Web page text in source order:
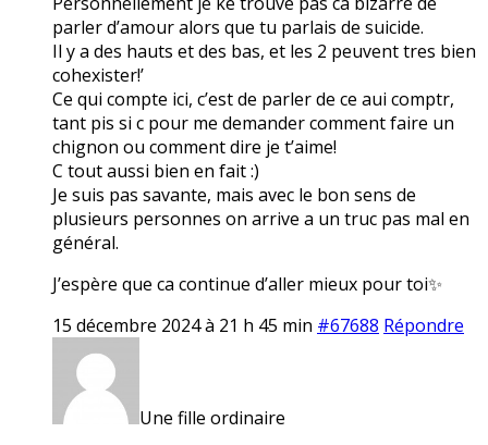
parler d’amour alors que tu parlais de suicide.
Il y a des hauts et des bas, et les 2 peuvent tres bien
cohexister!’
Ce qui compte ici, c’est de parler de ce aui comptr,
tant pis si c pour me demander comment faire un
chignon ou comment dire je t’aime!
C tout aussi bien en fait :)
Je suis pas savante, mais avec le bon sens de
plusieurs personnes on arrive a un truc pas mal en
général.
J’espère que ca continue d’aller mieux pour toi✨
15 décembre 2024 à 21 h 45 min #67688 Répondre
Une fille ordinaire